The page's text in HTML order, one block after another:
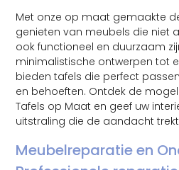
Met onze op maat gemaakte
genieten van meubels die niet
ook functioneel en duurzaam
minimalistische ontwerpen tot
bieden tafels die perfect
en behoeften. Ontdek de
Tafels op Maat en geef uw
uitstraling die de aandacht
Meubelreparatie en